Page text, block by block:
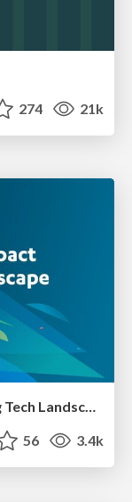
274 21k
How to Create Impact in a Changing Tech Landscape [PerfNow 2023]
56 3.4k